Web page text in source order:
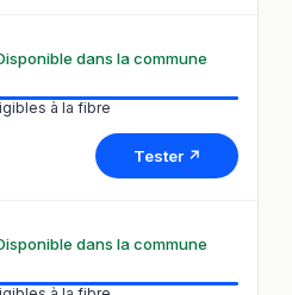
dans la commune
à la fibre
Tester ↗
dans la commune